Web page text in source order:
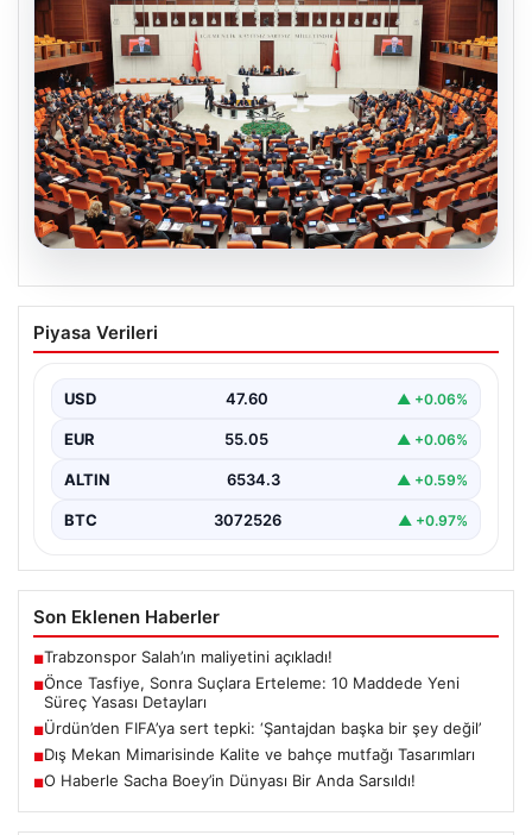
05.08.2026
Önce Tasfiye, Sonra Suçlara Erteleme:
10 Maddede Yeni Süreç Yasası
Güvenlik alanındaki önemli gelişmelerden biri olarak,
yasa…
Piyasa Verileri
USD 47.60 ▲ +0.06%
EUR 55.05 ▲ +0.06%
ALTIN 6534.3 ▲ +0.59%
BTC 3072526 ▲ +0.97%
Son Eklenen Haberler
■Trabzonspor Salah’ın maliyetini açıkladı!
■Önce Tasfiye, Sonra Suçlara Erteleme: 10 Maddede Yeni
Süreç Yasası Detayları
■Ürdün’den FIFA’ya sert tepki: ‘Şantajdan başka bir şey değil’
■Dış Mekan Mimarisinde Kalite ve bahçe mutfağı Tasarımları
■O Haberle Sacha Boey’in Dünyası Bir Anda Sarsıldı!